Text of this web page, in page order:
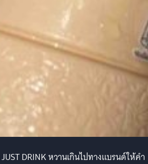
DRINK หวานเกินไปทางแบรนด์ให้คำ